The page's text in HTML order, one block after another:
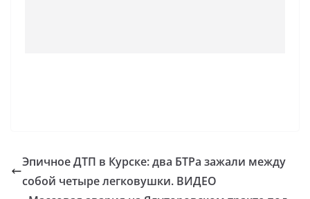
Эпичное ДТП в Курске: два БТРа зажали между
собой четыре легковушки. ВИДЕО